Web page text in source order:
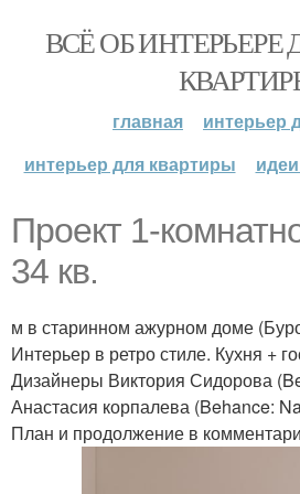
ВСЁ ОБ
главная
интерьер
интерьер для квартиры
Проект 1-
34 кв.
м в старинном ажурном доме
Интерьер в ретро стиле. Кухня +
Дизайнеры Виктория Сидорова
Анастасия корпалева (Behance:
План и продолжение в